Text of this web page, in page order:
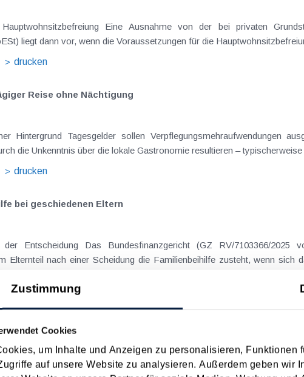
Zustimmung
Cookies
um Inhalte und Anzeigen zu personalisieren, Funktionen
auf unsere Website zu analysieren. Außerdem geben wir
privaten Grundstücksveräußerungen regelmäßig anfallenden
liegt dann vor, wenn die Voraussetzungen für die
drucken
Reise ohne Nächtigung
ausgleichen, welche im Zuge von Dienstreisen
die Unkenntnis über die lokale Gastronomie resultieren –
drucken
bei geschiedenen Eltern
2025 vom 10.02.2026) hatte sich mit der Frage
Elternteil nach einer Scheidung die Familienbeihilfe zusteht, wenn sich
drucken
nach Datum Suche in Schlagwortliste